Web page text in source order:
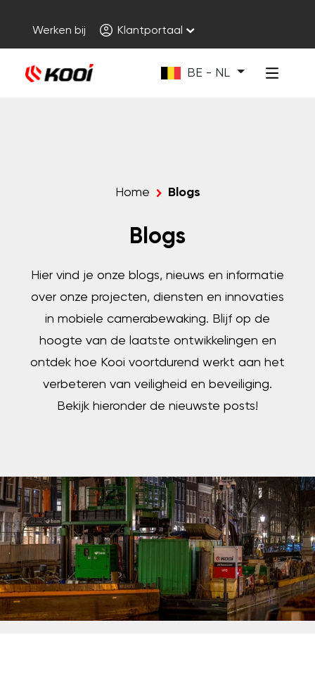
Werken bij Klantportaal
BE - NL
Home Blogs
Blogs
Hier vind je onze blogs, nieuws en informatie
over onze projecten, diensten en innovaties
in mobiele camerabewaking. Blijf op de
hoogte van de laatste ontwikkelingen en
ontdek hoe Kooi voortdurend werkt aan het
verbeteren van veiligheid en beveiliging.
Bekijk hieronder de nieuwste posts!